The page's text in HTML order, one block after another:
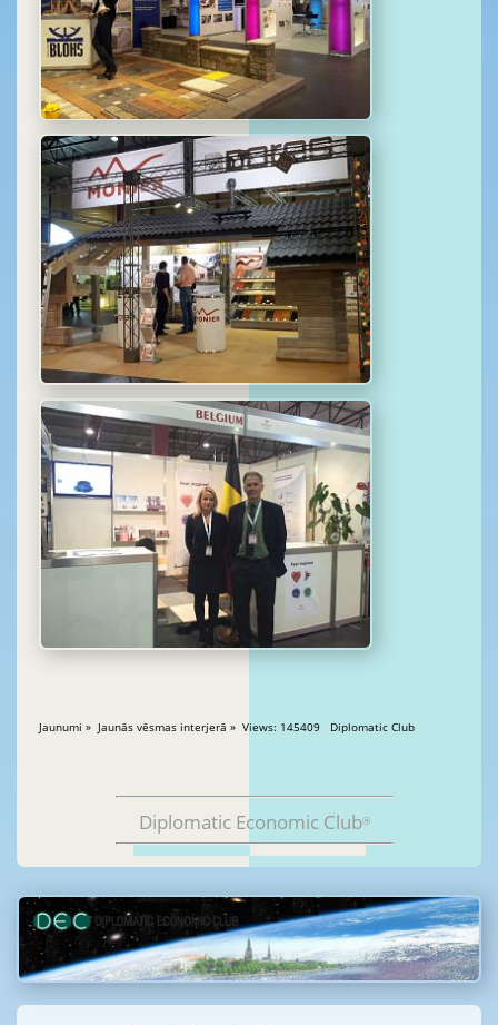
Jaunumi » Jaunās vēsmas interjerā » Views: 145409 Diplomatic Club
Diplomatic Economic Club®